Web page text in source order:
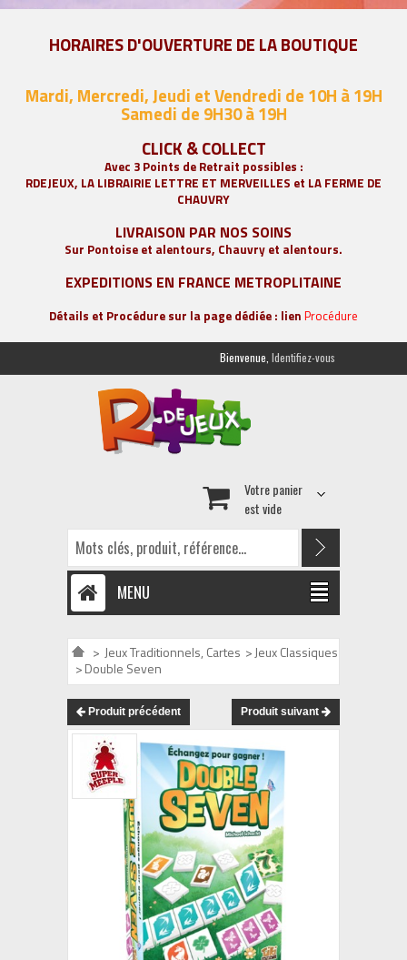
HORAIRES D'OUVERTURE DE LA BOUTIQUE
Mardi, Mercredi, Jeudi et Vendredi de 10H à 19H
Samedi de 9H30 à 19H
CLICK & COLLECT
Avec 3 Points de Retrait possibles :
RDEJEUX, LA LIBRAIRIE LETTRE ET MERVEILLES et LA FERME DE
CHAUVRY
LIVRAISON PAR NOS SOINS
Sur Pontoise et alentours, Chauvry et alentours.
EXPEDITIONS EN FRANCE METROPLITAINE
Détails et Procédure sur la page dédiée : lien Procédure
Bienvenue, Identifiez-vous
Votre panier
est vide
MENU
> Jeux Traditionnels, Cartes >Jeux Classiques
>Double Seven
Produit précédent Produit suivant